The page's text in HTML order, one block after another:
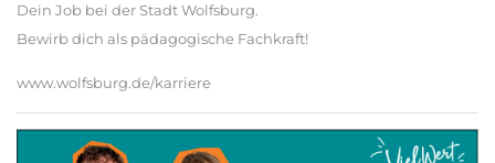
Dein Job bei der Stadt Wolfsburg.
Bewirb dich als pädagogische Fachkraft!
www.wolfsburg.de/karriere